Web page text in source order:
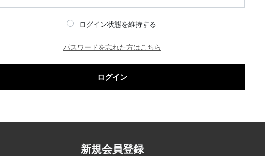
ログイン状態を維持する
パスワードを忘れた方はこちら
ログイン
新規会員登録